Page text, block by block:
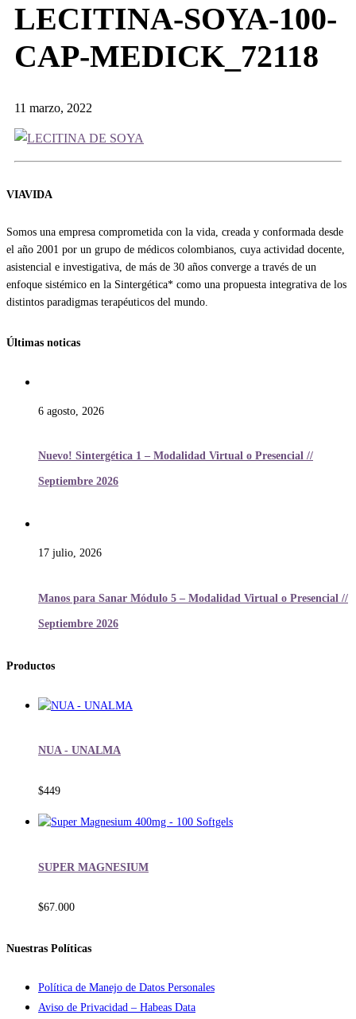
LECITINA-SOYA-100-
CAP-MEDICK_72118
11 marzo, 2022
VIAVIDA
Somos una empresa comprometida con la vida, creada y conformada desde
el año 2001 por un grupo de médicos colombianos, cuya actividad docente,
asistencial e investigativa, de más de 30 años converge a través de un
enfoque sistémico en la Sintergética* como una propuesta integrativa de los
distintos paradigmas terapéuticos del mundo.
Últimas noticas
6 agosto, 2026
Nuevo! Sintergética 1 – Modalidad Virtual o Presencial //
Septiembre 2026
17 julio, 2026
Manos para Sanar Módulo 5 – Modalidad Virtual o Presencial //
Septiembre 2026
Productos
NUA - UNALMA
$449
SUPER MAGNESIUM
$67.000
Nuestras Políticas
Política de Manejo de Datos Personales
Aviso de Privacidad – Habeas Data